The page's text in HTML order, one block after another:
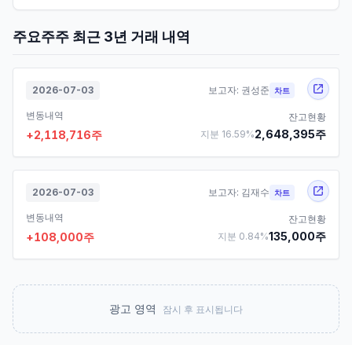
주요주주 최근 3년 거래 내역
2026-07-03 보고자: 권성준 차트
변동내역
+2,118,716주
잔고현황
지분 16.59%2,648,395주
2026-07-03 보고자: 김재수 차트
변동내역
+108,000주
잔고현황
지분 0.84%135,000주
광고 영역 잠시 후 표시됩니다